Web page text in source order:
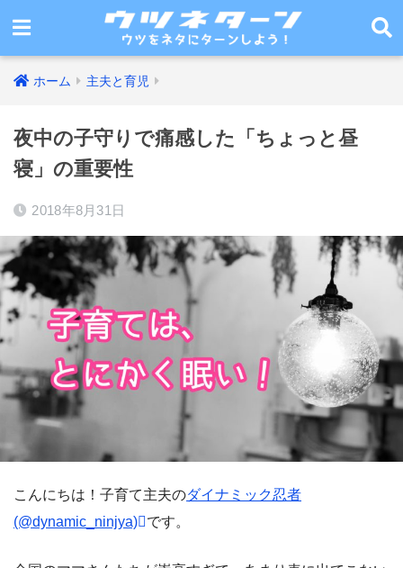
ホーム 主夫と育児
夜中の子守りで痛感した「ちょっと昼
寝」の重要性
2018年8月31日
こんにちは！子育て主夫のダイナミック忍者
(@dynamic_ninjya)
です。